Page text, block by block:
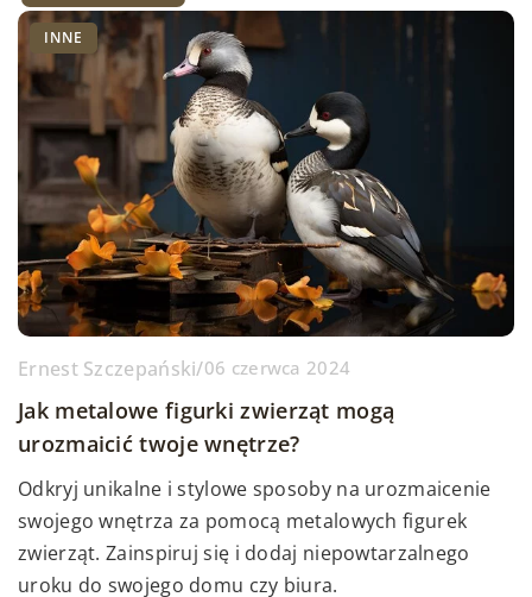
INNE
Ernest Szczepański/06 czerwca 2024
Jak metalowe figurki zwierząt mogą
urozmaicić twoje wnętrze?
Odkryj unikalne i stylowe sposoby na urozmaicenie
swojego wnętrza za pomocą metalowych figurek
zwierząt. Zainspiruj się i dodaj niepowtarzalnego
uroku do swojego domu czy biura.